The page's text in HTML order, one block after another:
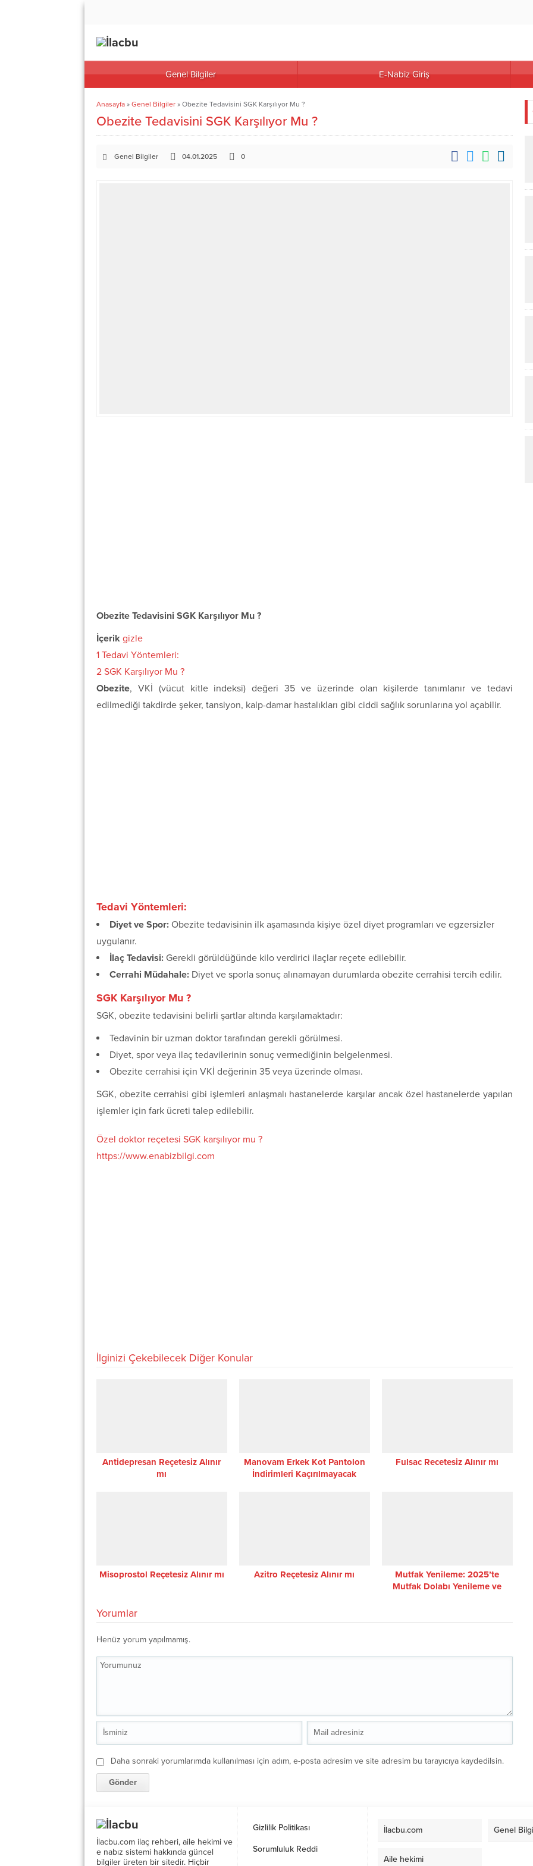
Genel Bilgiler E-Nabiz Giriş
Anasayfa » Genel Bilgiler » Obezite Tedavisini SGK Karşılıyor Mu ?
Obezite Tedavisini SGK Karşılıyor Mu ?
Genel Bilgiler 04.01.2025 0
Obezite Tedavisini SGK Karşılıyor Mu ?
İçerik gizle
1 Tedavi Yöntemleri:
2 SGK Karşılıyor Mu ?
Obezite, VKİ (vücut kitle indeksi) değeri 35 ve üzerinde olan kişilerde tanımlanır ve tedavi
edilmediği takdirde şeker, tansiyon, kalp-damar hastalıkları gibi ciddi sağlık sorunlarına yol açabilir.
Tedavi Yöntemleri:
Diyet ve Spor: Obezite tedavisinin ilk aşamasında kişiye özel diyet programları ve egzersizler
uygulanır.
İlaç Tedavisi: Gerekli görüldüğünde kilo verdirici ilaçlar reçete edilebilir.
Cerrahi Müdahale: Diyet ve sporla sonuç alınamayan durumlarda obezite cerrahisi tercih edilir.
SGK Karşılıyor Mu ?
SGK, obezite tedavisini belirli şartlar altında karşılamaktadır:
Tedavinin bir uzman doktor tarafından gerekli görülmesi.
Diyet, spor veya ilaç tedavilerinin sonuç vermediğinin belgelenmesi.
Obezite cerrahisi için VKİ değerinin 35 veya üzerinde olması.
SGK, obezite cerrahisi gibi işlemleri anlaşmalı hastanelerde karşılar ancak özel hastanelerde yapılan
işlemler için fark ücreti talep edilebilir.
Özel doktor reçetesi SGK karşılıyor mu ?
https://www.enabizbilgi.com
İlginizi Çekebilecek Diğer Konular
Antidepresan Reçetesiz Alınır
mı
Manovam Erkek Kot Pantolon
İndirimleri Kaçırılmayacak
Fulsac Recetesiz Alınır mı
Misoprostol Reçetesiz Alınır mı Azitro Reçetesiz Alınır mı
Mutfak Yenileme: 2025’te
Mutfak Dolabı Yenileme ve
Yorumlar
Henüz yorum yapılmamış.
Daha sonraki yorumlarımda kullanılması için adım, e-posta adresim ve site adresim bu tarayıcıya kaydedilsin.
İlacbu.com ilaç rehberi, aile hekimi ve
e nabız sistemi hakkında güncel
bilgiler üreten bir sitedir. Hiçbir
Gizlilik Politikası
Sorumluluk Reddi
İlacbu.com Genel
Aile hekimi